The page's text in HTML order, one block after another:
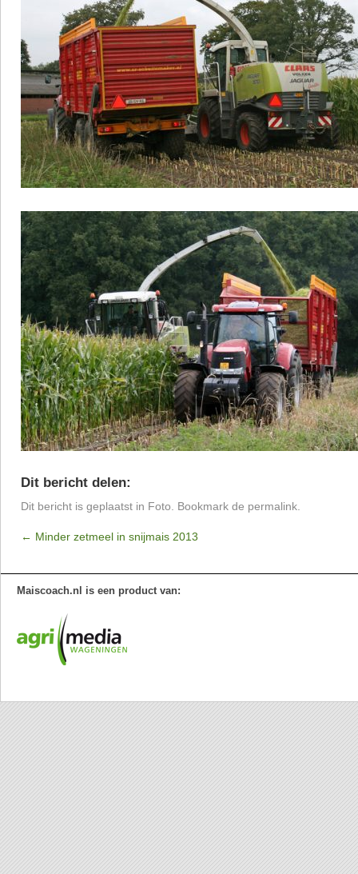
Dit bericht delen:
Dit bericht is geplaatst in Foto . Bookmark de permalink
← Minder zetmeel in snijmais 2013
Maiscoach.nl is een product van: